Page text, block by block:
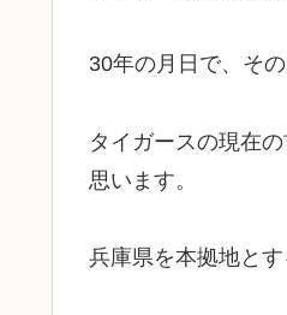
30年の月日で、そ
タイガースの現在
思います。
兵庫県を本拠地と